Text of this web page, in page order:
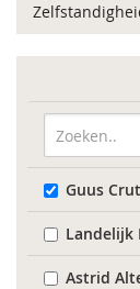
Guus
Landelijk
Astrid